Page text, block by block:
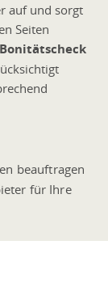
auf und sorgt
Seiten
Bonitätscheck
beauftragen
für Ihre